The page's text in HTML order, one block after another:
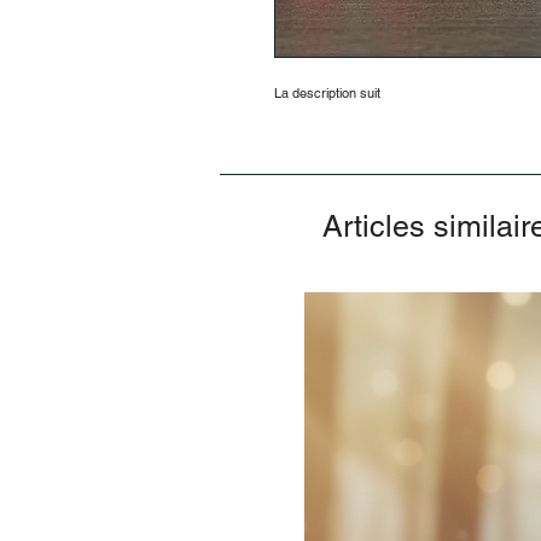
La description suit
Articles